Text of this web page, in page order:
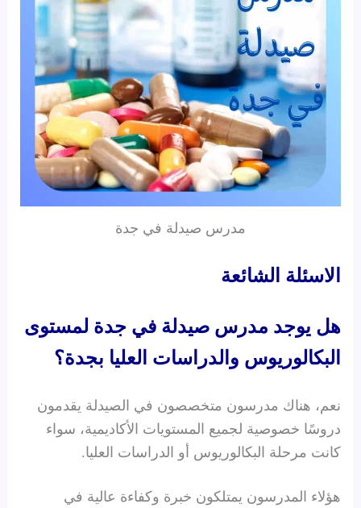
مدرس صيدلة في جدة
الاسئلة الشائعة
هل يوجد مدرس صيدلة في جدة لمستوى
البكالوريوس والدراسات العليا بجدة؟
نعم، هناك مدرسون متخصصون في الصيدلة يقدمون
دروسًا خصوصية لجميع المستويات الأكاديمية، سواء
كانت مرحلة البكالوريوس أو الدراسات العليا.
هؤلاء المدرسون يمتلكون خبرة وكفاءة عالية في